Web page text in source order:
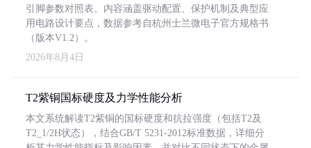
引脚参数对照表。内容涵盖驱动配置、保护机制及典型应
用电路设计要点，数据参考自杭州士兰微电子官方规格书
（版本V1.2）。
2026年8月4日
T2紫铜国标硬度及力学性能分析
本文系统解读T2紫铜的国标硬度和抗拉强度（包括T2及
T2_1/2H状态），结合GB/T 5231-2012标准数据，详细分